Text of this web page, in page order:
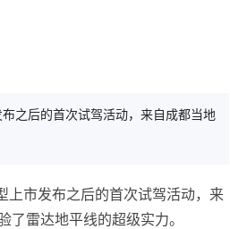
之后的首次试驾活动，来自成都当地
上市发布之后的首次试驾活动，来
雷达地平线的超级实力。